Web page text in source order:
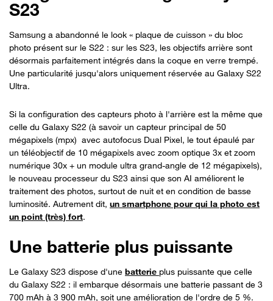
S23
Samsung a abandonné le look « plaque de cuisson » du bloc
photo présent sur le S22 : sur les S23, les objectifs arrière sont
désormais parfaitement intégrés dans la coque en verre trempé.
Une particularité jusqu'alors uniquement réservée au Galaxy S22
Ultra.
Si la configuration des capteurs photo à l'arrière est la même que
celle du Galaxy S22 (à savoir un capteur principal de 50
mégapixels (mpx) avec autofocus Dual Pixel, le tout épaulé par
un téléobjectif de 10 mégapixels avec zoom optique 3x et zoom
numérique 30x + un module ultra grand-angle de 12 mégapixels),
le nouveau processeur du S23 ainsi que son AI améliorent le
traitement des photos, surtout de nuit et en condition de basse
luminosité. Autrement dit, un smartphone pour qui la photo est
un point (très) fort.
Une batterie plus puissante
Le Galaxy S23 dispose d'une batterie plus puissante que celle
du Galaxy S22 : il embarque désormais une batterie passant de 3
700 mAh à 3 900 mAh, soit une amélioration de l'ordre de 5 %.